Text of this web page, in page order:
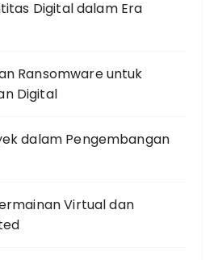
Digital dalam Era
Ransomware untuk
Digital
dalam Pengembangan
Virtual dan